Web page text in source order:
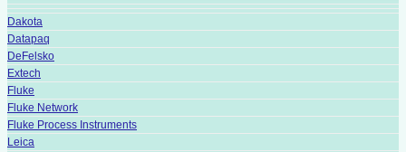
Dakota
Datapaq
DeFelsko
Extech
Fluke
Fluke Network
Fluke Process Instruments
Leica